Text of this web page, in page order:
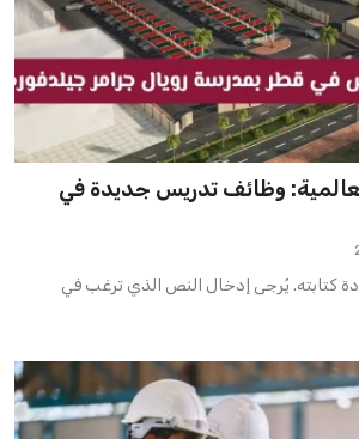
وظائف تدريس جديدة في
كتابته. يُرجى إدخال النص الذي ترغب في